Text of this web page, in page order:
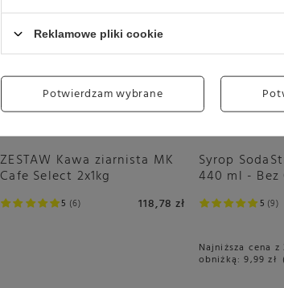
5 6
ZESTAW Kawa ziarnista MK
Cafe Select 2x1kg
118,78 zł 5 9
Syrop
440 ml - Bez
Najniższa cena
obniżką:9,99 zł
Reklamowe pliki cookie
Potwierdzam wybrane